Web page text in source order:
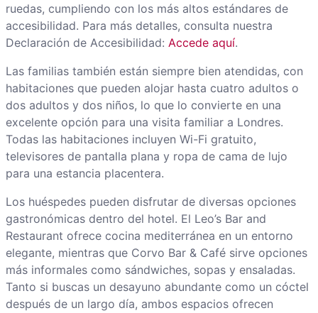
ruedas, cumpliendo con los más altos estándares de
accesibilidad. Para más detalles, consulta nuestra
Declaración de Accesibilidad: Accede aquí.
Las familias también están siempre bien atendidas, con
habitaciones que pueden alojar hasta cuatro adultos o
dos adultos y dos niños, lo que lo convierte en una
excelente opción para una visita familiar a Londres.
Todas las habitaciones incluyen Wi-Fi gratuito,
televisores de pantalla plana y ropa de cama de lujo
para una estancia placentera.
Los huéspedes pueden disfrutar de diversas opciones
gastronómicas dentro del hotel. El Leo’s Bar and
Restaurant ofrece cocina mediterránea en un entorno
elegante, mientras que Corvo Bar & Café sirve opciones
más informales como sándwiches, sopas y ensaladas.
Tanto si buscas un desayuno abundante como un cóctel
después de un largo día, ambos espacios ofrecen